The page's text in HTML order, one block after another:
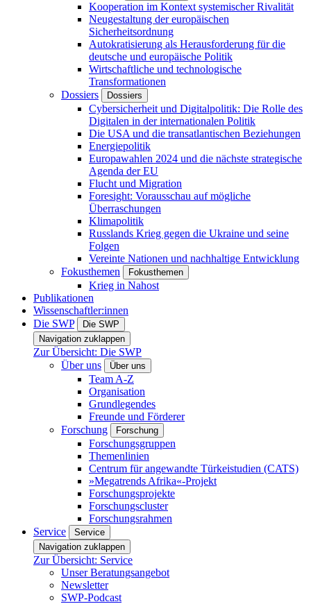
Kooperation im Kontext systemischer Rivalität
Neugestaltung der europäischen
Sicherheitsordnung
Autokratisierung als Herausforderung für die
deutsche und europäische Politik
Wirtschaftliche und technologische
Transformationen
Dossiers
Dossiers
Cybersicherheit und Digitalpolitik: Die Rolle des
Digitalen in der internationalen Politik
Die USA und die transatlantischen Beziehungen
Energiepolitik
Europawahlen 2024 und die nächste strategische
Agenda der EU
Flucht und Migration
Foresight: Vorausschau auf mögliche
Überraschungen
Klimapolitik
Russlands Krieg gegen die Ukraine und seine
Folgen
Vereinte Nationen und nachhaltige Entwicklung
Fokusthemen
Fokusthemen
Krieg in Nahost
Publikationen
Wissenschaftler:innen
Die SWP
Die SWP
Navigation zuklappen
Zur Übersicht: Die SWP
Über uns
Über uns
Team A-Z
Organisation
Grundlegendes
Freunde und Förderer
Forschung
Forschung
Forschungsgruppen
Themenlinien
Centrum für angewandte Türkeistudien (CATS)
»Megatrends Afrika«-Projekt
Forschungsprojekte
Forschungscluster
Forschungsrahmen
Service
Service
Navigation zuklappen
Zur Übersicht: Service
Unser Beratungsangebot
Newsletter
SWP-Podcast